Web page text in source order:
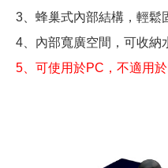
3、蜂巢式內部結構，輕鬆
4、內部寬廣空間，可收納
5、可使用於PC，不適用